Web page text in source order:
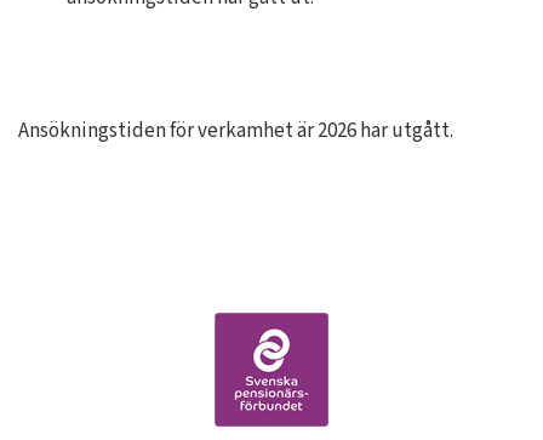
Ansökningstiden för verkamhet är 2026 har utgått.